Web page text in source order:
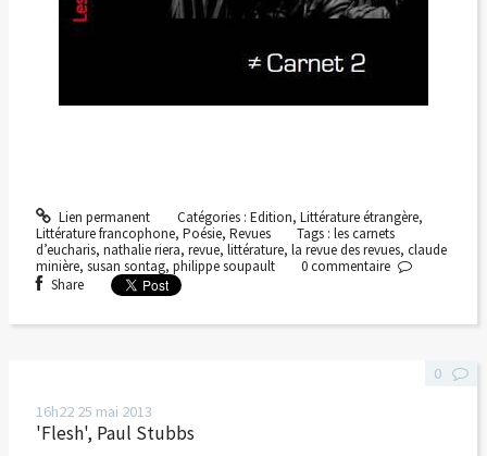
Lien permanent Catégories : Edition, Littérature étrangère,
Littérature francophone, Poésie, Revues Tags :les carnets
d’eucharis, nathalie riera, revue, littérature, la revue des revues, claude
minière, susan sontag, philippe soupault 0commentaire
Share
16h22 25 mai 2013
'Flesh', Paul Stubbs
0